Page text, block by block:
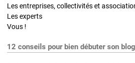
Les entreprises, collectivités et
Les experts
Vous !
12 conseils pour bien débuter son